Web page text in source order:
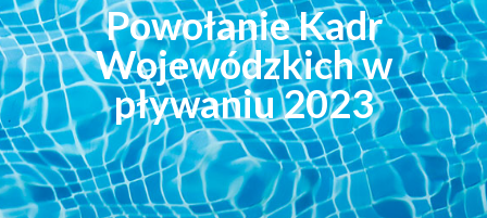
Powołanie Kadr
Wojewódzkich w
pływaniu 2023